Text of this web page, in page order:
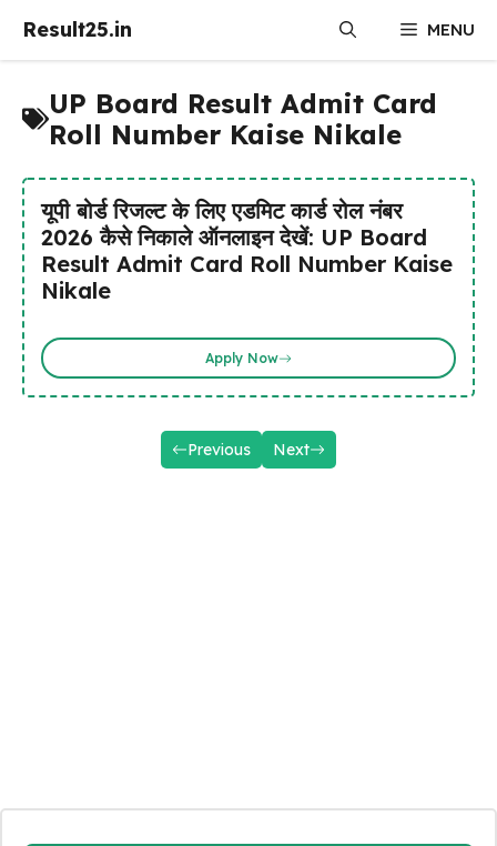
Result25.in MENU
UP Board Result Admit Card
Roll Number Kaise Nikale
यूपी बोर्ड रिजल्ट के लिए एडमिट कार्ड रोल नंबर
2026 कैसे निकाले ऑनलाइन देखें: UP Board
Result Admit Card Roll Number Kaise
Nikale
Apply Now
Previous Next